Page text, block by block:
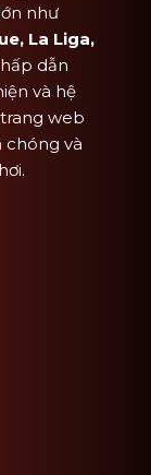
như
La Liga,
dẫn
và hệ
trang web
chóng và